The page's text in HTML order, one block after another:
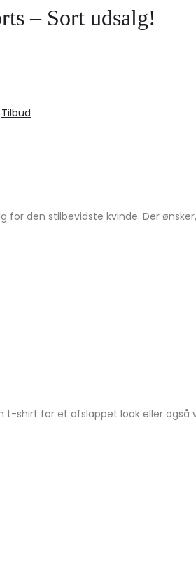
– Sort udsalg!
Tilbud
den stilbevidste kvinde. Der
t-shirt for et afslappet look eller